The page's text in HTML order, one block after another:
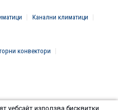
уебсайт използва бисквитки.
Канални климатици
конвектори
"Клима Инженеринг 2016" ЕООД